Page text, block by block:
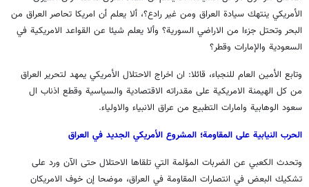
الأمريكي ينتهك سيادة العراق ومن غير رادع؟، ألا يعلم أن امريكا تحاصر العراق من
البحر وتحتل جزءا من الاراضي السورية؟ وألا يعلم شيئا عن القواعد الامريكية في
السعودية والإمارات وقطر؟
وتابع الأمين العام للنجباء، قائلا: ان اخراج الاحتلال الأمريكي يمهد لتحرير العراق
من كل الهيمنة الامريكية على مقدراته الاقتصادية والسياسية وقطع اذناب ال
سعود الوهابية وامارات التطبيع من عراق الانبياء والاولياء.
الحرب النيابية على المقاومة؛ المشروع الأمريكي الجديد في العراق
وتحدث الكعبي عن الضربات المؤلمة التي تلقاها الاحتلال حتى الآن ورد على
تشكيك البعض في انتصارات المقاومة في العراق، موضحا إن خوف الامريكان